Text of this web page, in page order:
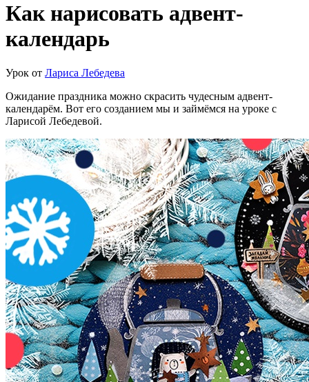
Как нарисовать адвент-
календарь
Урок от Лариса Лебедева
Ожидание праздника можно скрасить чудесным адвент-
календарём. Вот его созданием мы и займёмся на уроке с
Ларисой Лебедевой.